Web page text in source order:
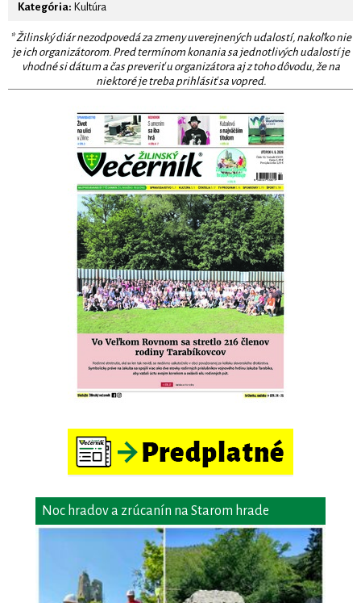
Kategória: Kultúra
* Žilinský diár nezodpovedá za zmeny uverejnených udalostí, nakoľko nie
je ich organizátorom. Pred termínom konania sa jednotlivých udalostí je
vhodné si dátum a čas preveriť u organizátora aj z toho dôvodu, že na
niektoré je treba prihlásiť sa vopred.
Noc hradov a zrúcanín na Starom hrade